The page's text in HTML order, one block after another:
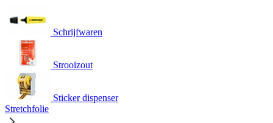
Schrijfwaren
Strooizout
Sticker dispenser
Stretchfolie